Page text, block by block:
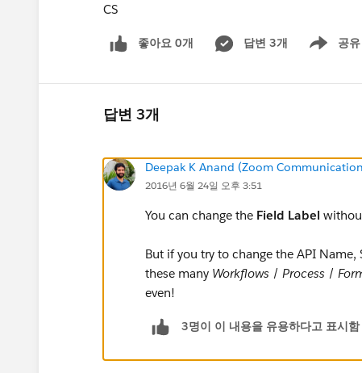
CS
좋아요 0개 답변 3개 공유
Show menu
답변 3개
Deepak K Anand (‎‎‎‎‎‎Zoom
2016년 6월 24일 오후 3:51
You can change the Field Label
But if you try to change the API
these many Workflows / Process /
even!
3명이 이 내용을 유용하다고 표시함